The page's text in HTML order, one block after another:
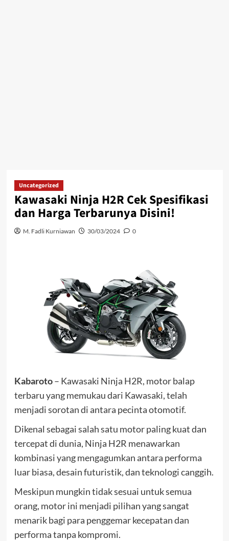
Uncategorized
Kawasaki Ninja H2R Cek Spesifikasi
dan Harga Terbarunya Disini!
M. Fadli Kurniawan 30/03/2024 0
Kabaroto– Kawasaki Ninja H2R, motor balap
terbaru yang memukau dari Kawasaki, telah
menjadi sorotan di antara pecinta otomotif.
Dikenal sebagai salah satu motor paling kuat dan
tercepat di dunia, Ninja H2R menawarkan
kombinasi yang mengagumkan antara performa
luar biasa, desain futuristik, dan teknologi canggih.
Meskipun mungkin tidak sesuai untuk semua
orang, motor ini menjadi pilihan yang sangat
menarik bagi para penggemar kecepatan dan
performa tanpa kompromi.